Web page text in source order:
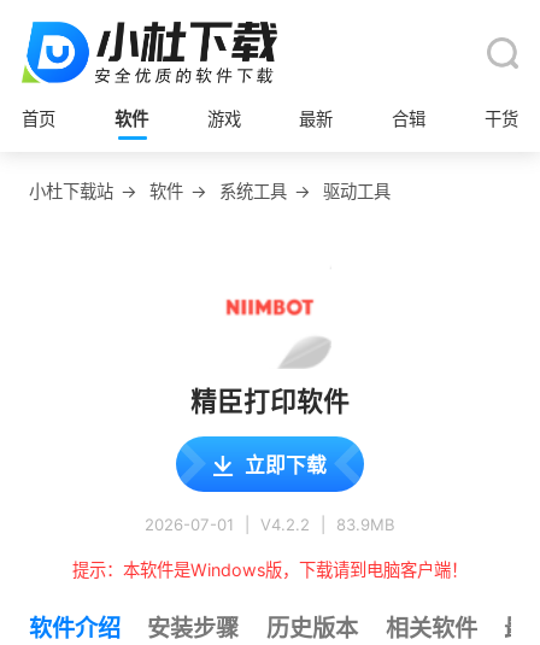
首页 软件 游戏 最新 合辑 干货
小杜下载站 → 软件 → 系统工具 → 驱动工具
精臣打印软件
立即下载
2026-07-01 V4.2.2 83.9MB
提示：本软件是Windows版，下载请到电脑客户端！
软件介绍 安装步骤 历史版本 相关软件 最